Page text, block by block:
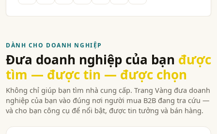
DÀNH CHO DOANH NGHIỆP
Đưa doanh nghiệp của bạn được
tìm — được tin — được chọn
Không chỉ giúp bạn tìm nhà cung cấp. Trang Vàng đưa doanh
nghiệp của bạn vào đúng nơi người mua B2B đang tra cứu —
và cho bạn công cụ để nổi bật, được tin tưởng và bán hàng.